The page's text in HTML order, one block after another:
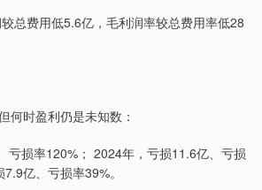
总费用低5.6亿，毛利润率较总费用率低28
何时盈利仍是未知数：
亏损率120%； 2024年，亏损11.6亿、亏损
亿、亏损率39%。